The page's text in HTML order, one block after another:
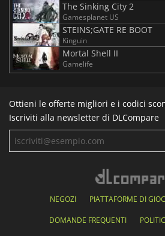
The Sinking City 2
Gamesplanet US
STEINS;GATE RE BOOT
Kinguin
Mortal Shell II
Gamelife
Ottieni le offerte migliori e i codici
Iscriviti alla newsletter di DLCompare
NEGOZI PIATTAFORME DI
DOMANDE FREQUENTI